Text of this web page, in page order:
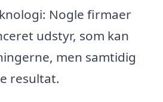
Nogle firmaer
udstyr, som kan
men samtidig
resultat.